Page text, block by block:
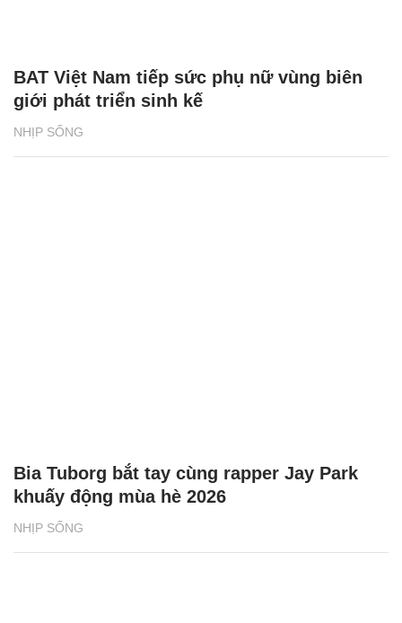
NHỊP SỐNG
BAT Việt Nam tiếp sức phụ nữ vùng biên
giới phát triển sinh kế
NHỊP SỐNG
Bia Tuborg bắt tay cùng rapper Jay Park
khuấy động mùa hè 2026